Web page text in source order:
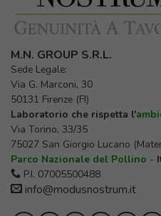
M.N. GROUP S.R.L.
Sede Legale:
Via G. Marconi, 30
50131 Firenze (FI)
Laboratorio che rispetta l'
Via Torino, 33/35
75027 San Giorgio Lucano
Parco Nazionale del Pollino -
P.I. 07005500488
info@modusnostrum.it